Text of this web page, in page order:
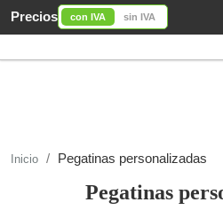
Precios con IVA sin IVA
Inicio Pegatinas personalizadas
Pegatinas